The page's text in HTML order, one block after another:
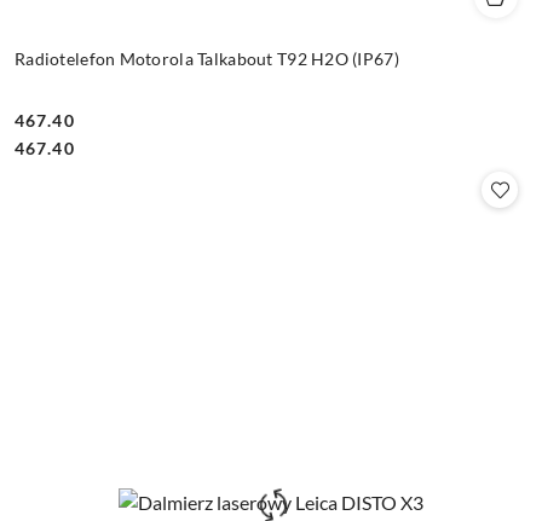
Radiotelefon Motorola Talkabout T92 H2O (IP67)
Cena:
467.40
Cena:
467.40